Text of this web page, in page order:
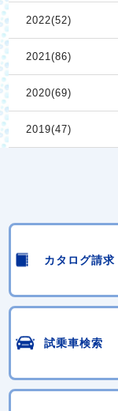
2022(52)
2021(86)
2020(69)
2019(47)
カタログ請求
試乗車検索